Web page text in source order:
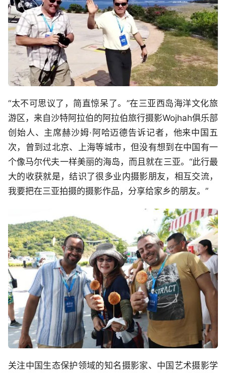
“太不可思议了，简直惊呆了。”在三亚西岛海洋文化旅
游区，来自沙特阿拉伯的阿拉伯旅行摄影Wojhah俱乐部
创始人、主席赫沙姆·阿哈迈德告诉记者，他来中国五
次，曾到过北京、上海等城市，但没有想到在中国有一
个像马尔代夫一样美丽的海岛，而且就在三亚。“此行最
大的收获就是，结识了很多业内摄影朋友，相互交流，
我要把在三亚拍摄的摄影作品，分享给家乡的朋友。”
关注中国生态保护领域的知名摄影家、中国艺术摄影学